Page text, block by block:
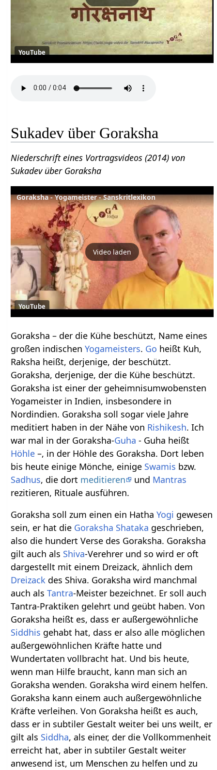
YouTube
Sukadev über Goraksha
Niederschrift eines Vortragsvideos (2014) von
Sukadev über Goraksha
Goraksha - Yogameister - Sanskritlexikon
Video laden
YouTube
Goraksha – der die Kühe beschützt, Name eines
großen indischenYogameisters. Go heißt Kuh,
Raksha heißt, derjenige, der beschützt.
Goraksha, derjenige, der die Kühe beschützt.
Goraksha ist einer der geheimnisumwobensten
Yogameister in Indien, insbesondere in
Nordindien. Goraksha soll sogar viele Jahre
meditiert haben in der Nähe von Rishikesh. Ich
war mal in der Goraksha-Guha - Guha heißt
Höhle –, in der Höhle des Goraksha. Dort leben
bis heute einige Mönche, einige Swamis bzw.
Sadhus, die dort meditieren und Mantras
rezitieren, Rituale ausführen.
Goraksha soll zum einen ein HathaYogi gewesen
sein, er hat die Goraksha Shataka geschrieben,
also die hundert Verse des Goraksha. Goraksha
gilt auch als Shiva-Verehrer und so wird er oft
dargestellt mit einem Dreizack, ähnlich dem
Dreizack des Shiva. Goraksha wird manchmal
auch alsTantra-Meister bezeichnet. Er soll auch
Tantra-Praktiken gelehrt und geübt haben. Von
Goraksha heißt es, dass er außergewöhnliche
Siddhis gehabt hat, dass er also alle möglichen
außergewöhnlichen Kräfte hatte und
Wundertaten vollbracht hat. Und bis heute,
wenn man Hilfe braucht, kann man sich an
Goraksha wenden. Goraksha wird einem helfen.
Goraksha kann einem auch außergewöhnliche
Kräfte verleihen. Von Goraksha heißt es auch,
dass er in subtiler Gestalt weiter bei uns weilt, er
gilt als Siddha, als einer, der die Vollkommenheit
erreicht hat, aber in subtiler Gestalt weiter
anwesend ist, um Menschen zu helfen und zu